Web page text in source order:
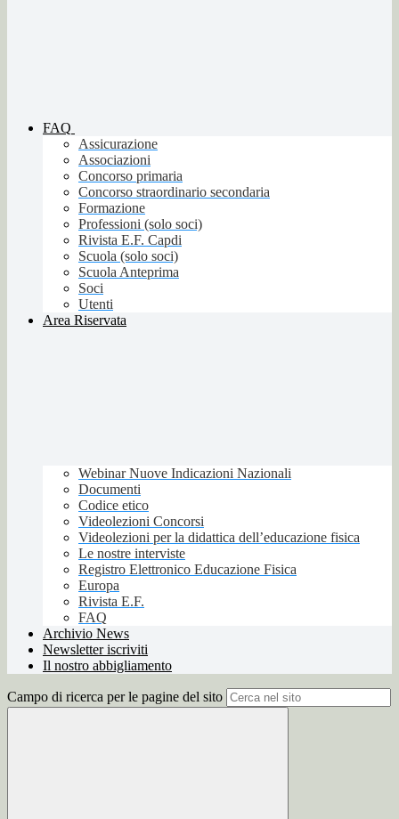
FAQ
Assicurazione
Associazioni
Concorso primaria
Concorso straordinario secondaria
Formazione
Professioni (solo soci)
Rivista E.F. Capdi
Scuola (solo soci)
Scuola Anteprima
Soci
Utenti
Area Riservata
Webinar Nuove Indicazioni Nazionali
Documenti
Codice etico
Videolezioni Concorsi
Videolezioni per la didattica dell’educazione fisica
Le nostre interviste
Registro Elettronico Educazione Fisica
Europa
Rivista E.F.
FAQ
Archivio News
Newsletter iscriviti
Il nostro abbigliamento
Campo di ricerca per le pagine del sito